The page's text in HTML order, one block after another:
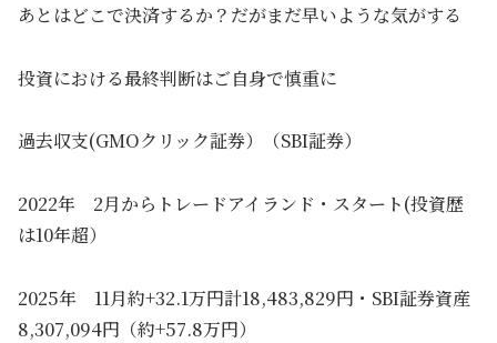
あとはどこで決済するか？だがまだ早いような気がする
投資における最終判断はご自身で慎重に
過去収支(GMOクリック証券）（SBI証券）
2022年 2月からトレードアイランド・スタート(投資歴
は10年超）
2025年 11月約+32.1万円計18,483,829円・SBI証券資産
8,307,094円（約+57.8万円）